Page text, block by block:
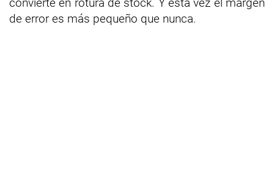
convierte en rotura de stock. Y esta vez el margen
de error es más pequeño que nunca.